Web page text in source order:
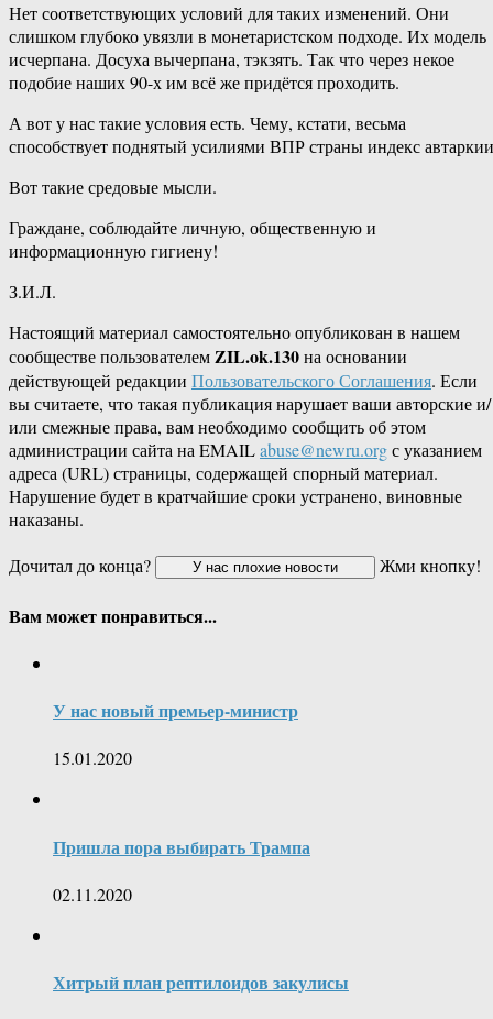
Нет соответствующих условий для таких изменений. Они
слишком глубоко увязли в монетаристском подходе. Их модель
исчерпана. Досуха вычерпана, тэкзять. Так что через некое
подобие наших 90-х им всё же придётся проходить.
А вот у нас такие условия есть. Чему, кстати, весьма
способствует поднятый усилиями ВПР страны индекс
Вот такие средовые мысли.
Граждане, соблюдайте личную, общественную и
информационную гигиену!
З.И.Л.
Настоящий материал самостоятельно опубликован в нашем
сообществе пользователемZIL.ok.130на основании
действующей редакции Пользовательского Соглашения. Если
вы считаете, что такая публикация нарушает ваши авторские и/
или смежные права, вам необходимо сообщить об этом
администрации сайта на EMAILabuse@newru.orgс указанием
адреса (URL) страницы, содержащей спорный материал.
Нарушение будет в кратчайшие сроки устранено, виновные
наказаны.
Дочитал до конца?
Жми кнопку!
Вам может понравиться...
У нас новый премьер-министр
15.01.2020
Пришла пора выбирать Трампа
02.11.2020
Хитрый план рептилоидов закулисы